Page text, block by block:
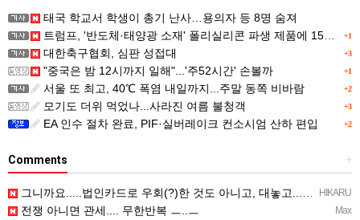
태국 학교서 학생이 총기 난사…용의자 등 8명 숨져
+1
트럼프, '반도체·태양광 소재' 폴리실리콘 파생 제품에 15% 관세...한국 기업도 영향
+3
대한축구협회, 심판 성접대
+1
"중국은 밤 12시까지 일해"...'주52시간' 손볼까
+2
서울 또 최고, 40℃ 폭염 내일까지...주말 동쪽 비바람
+3
모기도 더위 먹었나...사라진 여름 불청객
+2
EA 인수 절차 완료, PIF·실버레이크 컨소시엄 산하 편입
+
Comments
HIKARU
그니까요.....법인카드로 우회(?)한 것도 아니고, 대놓고...ㅋ ㅋ)
Max
전쟁 아니면 관세.... 무한반복 ㅡ..ㅡ